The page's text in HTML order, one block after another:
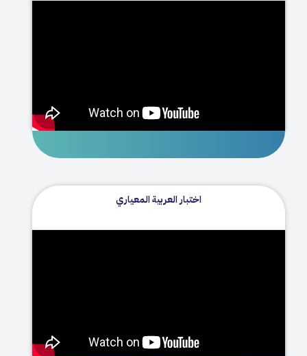
اختبار العربية المعياري